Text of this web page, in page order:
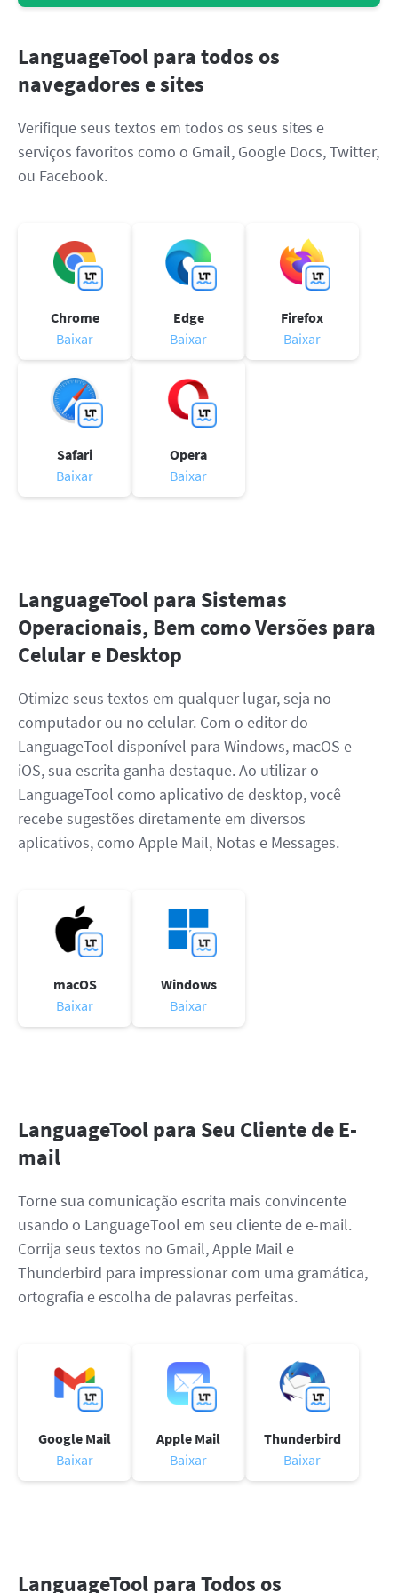
LibreOffice
API de revisão
Privacidade
Termos e Condições
LanguageTool para todos os
navegadores e sites
Verifique seus textos em todos os seus sites e
serviços favoritos como o Gmail, Google Docs, Twitter,
ou Facebook.
Chrome
Baixar
Edge
Baixar
Firefox
Baixar
Safari
Baixar
Opera
Baixar
LanguageTool para Sistemas
Operacionais, Bem como Versões para
Celular e Desktop
Otimize seus textos em qualquer lugar, seja no
computador ou no celular. Com o editor do
LanguageTool disponível para Windows, macOS e
iOS, sua escrita ganha destaque. Ao utilizar o
LanguageTool como aplicativo de desktop, você
recebe sugestões diretamente em diversos
aplicativos, como Apple Mail, Notas e Messages.
macOS
Baixar
Windows
Baixar
LanguageTool para Seu Cliente de E-
mail
Torne sua comunicação escrita mais convincente
usando o LanguageTool em seu cliente de e-mail.
Corrija seus textos no Gmail, Apple Mail e
Thunderbird para impressionar com uma gramática,
ortografia e escolha de palavras perfeitas.
Google Mail
Baixar
Apple Mail
Baixar
Thunderbird
Baixar
LanguageTool para Todos os